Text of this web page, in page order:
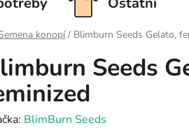
konopí / Blimburn Seeds Gelato,
Seeds
BlimBurn Seeds